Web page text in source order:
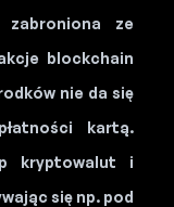
ze
blockchain
nie da się
kartą.
kryptowalut i
się np. pod